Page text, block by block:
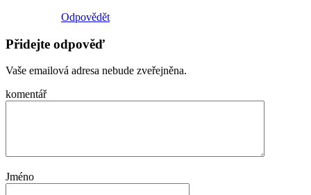
Odpovědět
Přidejte odpověď
Vaše emailová adresa nebude zveřejněna.
komentář
Jméno